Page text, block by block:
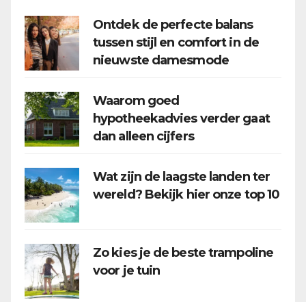
Ontdek de perfecte balans
tussen stijl en comfort in de
nieuwste damesmode
Waarom goed
hypotheekadvies verder gaat
dan alleen cijfers
Wat zijn de laagste landen ter
wereld? Bekijk hier onze top 10
Zo kies je de beste trampoline
voor je tuin